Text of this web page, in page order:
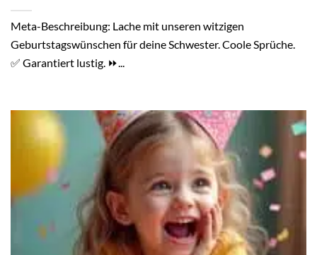
Meta-Beschreibung: Lache mit unseren witzigen
Geburtstagswünschen für deine Schwester. Coole Sprüche.
✅ Garantiert lustig. ⏩...